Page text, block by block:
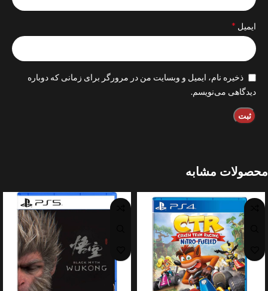
ایمیل *
ذخیره نام، ایمیل و وبسایت من در مرورگر برای زمانی که دوباره
دیدگاهی می‌نویسم.
محصولات مشابه